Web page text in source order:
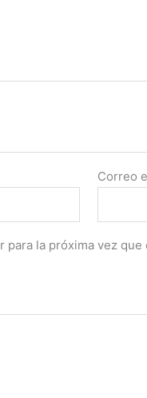
Correo
la próxima vez que